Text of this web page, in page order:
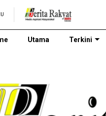
Utama Terkini